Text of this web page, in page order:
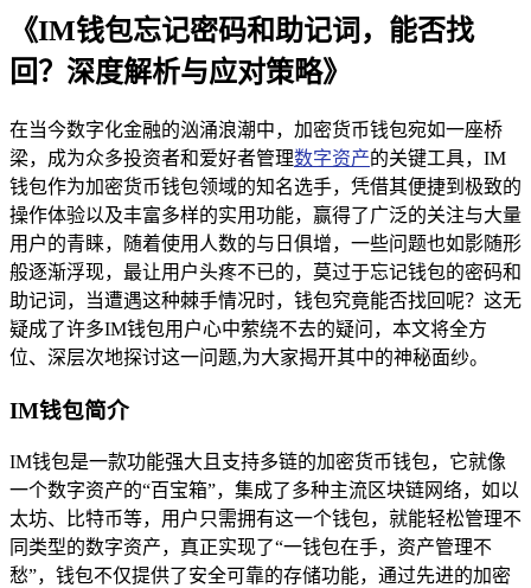
《IM钱包忘记密码和助记词，能否找
回？深度解析与应对策略》
在当今数字化金融的汹涌浪潮中，加密货币钱包宛如一座桥
梁，成为众多投资者和爱好者管理数字资产的关键工具，IM
钱包作为加密货币钱包领域的知名选手，凭借其便捷到极致的
操作体验以及丰富多样的实用功能，赢得了广泛的关注与大量
用户的青睐，随着使用人数的与日俱增，一些问题也如影随形
般逐渐浮现，最让用户头疼不已的，莫过于忘记钱包的密码和
助记词，当遭遇这种棘手情况时，钱包究竟能否找回呢？这无
疑成了许多IM钱包用户心中萦绕不去的疑问，本文将全方
位、深层次地探讨这一问题,为大家揭开其中的神秘面纱。
IM钱包简介
IM钱包是一款功能强大且支持多链的加密货币钱包，它就像
一个数字资产的“百宝箱”，集成了多种主流区块链网络，如以
太坊、比特币等，用户只需拥有这一个钱包，就能轻松管理不
同类型的数字资产，真正实现了“一钱包在手，资产管理不
愁”，钱包不仅提供了安全可靠的存储功能，通过先进的加密